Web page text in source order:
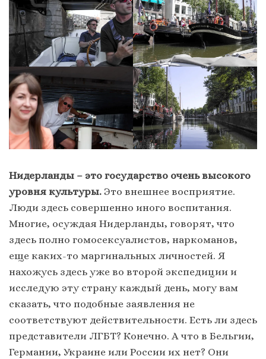
Нидерланды – это государство очень высокого
уровня культуры. Это внешнее восприятие.
Люди здесь совершенно иного воспитания.
Многие, осуждая Нидерланды, говорят, что
здесь полно гомосексуалистов, наркоманов,
еще каких-то маргинальных личностей. Я
нахожусь здесь уже во второй экспедиции и
исследую эту страну каждый день, могу вам
сказать, что подобные заявления не
соответствуют действительности. Есть ли здесь
представители ЛГБТ? Конечно. А что в Бельгии,
Германии, Украине или России их нет? Они